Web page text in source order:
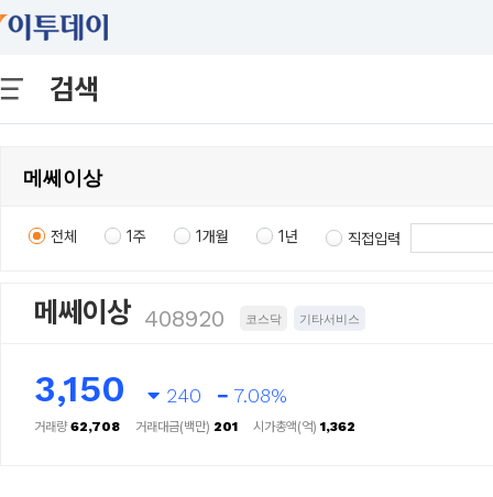
검색
전체 1주 1개월 1년 직접입력
메쎄이상 408920 코스닥 기타서비스
3,150 240 7.08%
거래량62,708 거래대금(백만) 201 시가총액(억) 1,362